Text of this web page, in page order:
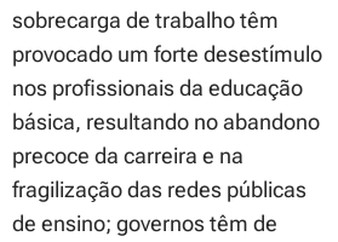
sobrecarga de trabalho têm
provocado um forte desestímulo
nos profissionais da educação
básica, resultando no abandono
precoce da carreira e na
fragilização das redes públicas
de ensino; governos têm de